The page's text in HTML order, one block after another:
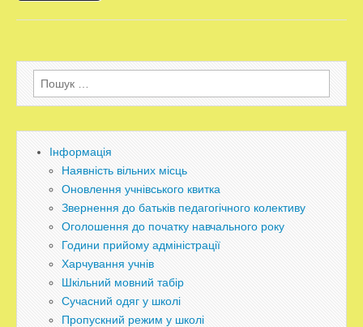
Пошук:
Інформація
Наявність вільних місць
Оновлення учнівського квитка
Звернення до батьків педагогічного колективу
Оголошення до початку навчального року
Години прийому адміністрації
Харчування учнів
Шкільний мовний табір
Сучасний одяг у школі
Пропускний режим у школі